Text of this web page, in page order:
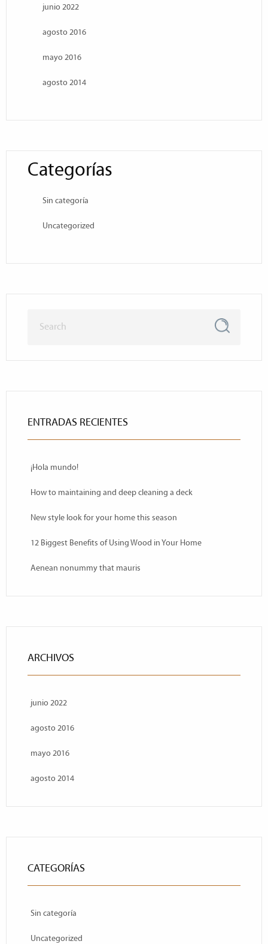
junio 2022
agosto 2016
mayo 2016
agosto 2014
Categorías
Sin categoría
Uncategorized
ENTRADAS RECIENTES
¡Hola mundo!
How to maintaining and deep cleaning a deck
New style look for your home this season
12 Biggest Benefits of Using Wood in Your Home
Aenean nonummy that mauris
ARCHIVOS
junio 2022
agosto 2016
mayo 2016
agosto 2014
CATEGORÍAS
Sin categoría
Uncategorized